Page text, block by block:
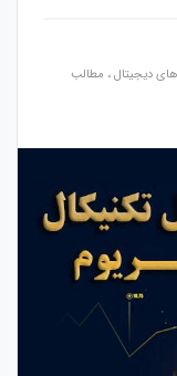
دیجیتال، مطالب